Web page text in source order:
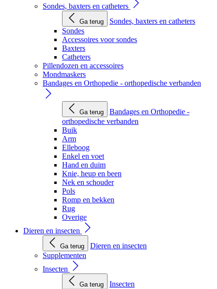
Sondes, baxters en catheters
Ga terug
Sondes, baxters en catheters
Sondes
Accessoires voor sondes
Baxters
Catheters
Pillendozen en accessoires
Mondmaskers
Bandages en Orthopedie - orthopedische verbanden
Ga terug
Bandages en Orthopedie -
orthopedische verbanden
Buik
Arm
Elleboog
Enkel en voet
Hand en duim
Knie, heup en been
Nek en schouder
Pols
Romp en bekken
Rug
Overige
Dieren en insecten
Ga terug
Dieren en insecten
Supplementen
Insecten
Ga terug
Insecten